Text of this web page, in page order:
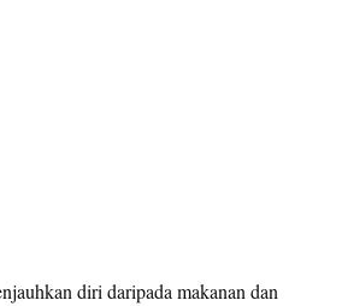
diri daripada makanan dan